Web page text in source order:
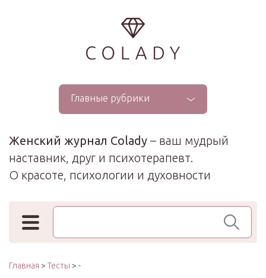
...
Главные рубрики
Женский журнал Colady – ваш мудрый
наставник, друг и психотерапевт.
О красоте, психологии и духовности
Поиск по сайту
Главная > Тесты > -